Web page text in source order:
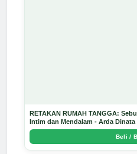
RETAKAN RUMAH TANGGA:
Intim dan Mendalam - Arda Dinata
Beli /